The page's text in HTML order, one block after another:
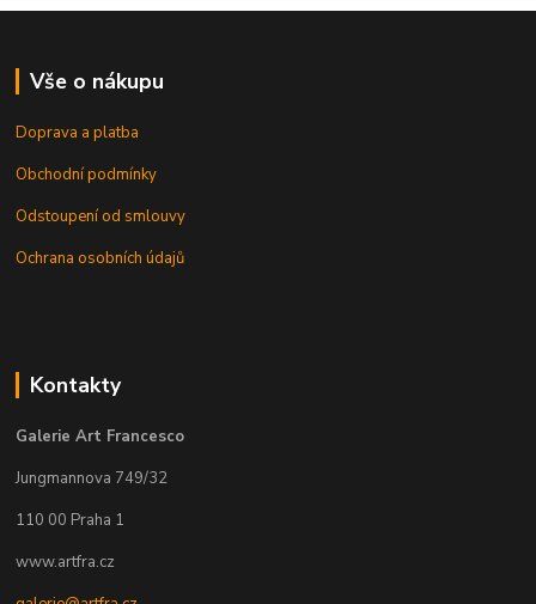
Vše o nákupu
Doprava a platba
Obchodní podmínky
Odstoupení od smlouvy
Ochrana osobních údajů
Kontakty
Galerie Art Francesco
Jungmannova 749/32
110 00 Praha 1
www.artfra.cz